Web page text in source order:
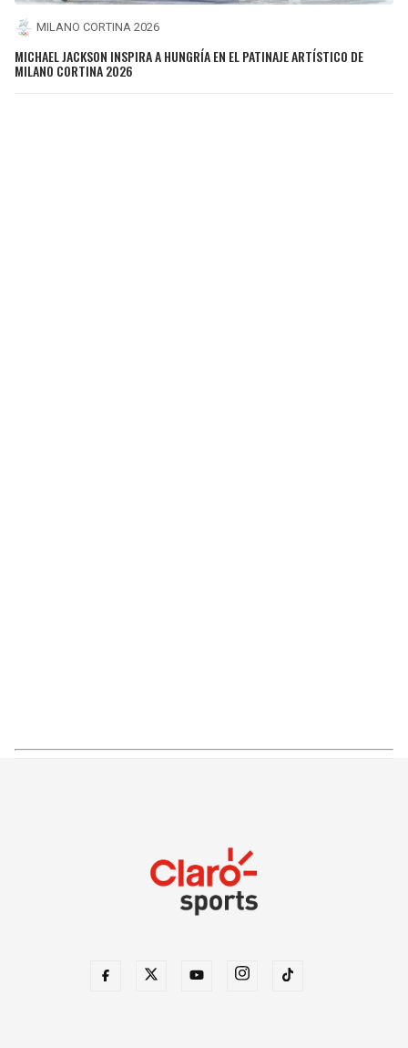
MILANO CORTINA 2026
MICHAEL JACKSON INSPIRA A HUNGRÍA EN EL PATINAJE ARTÍSTICO DE
MILANO CORTINA 2026